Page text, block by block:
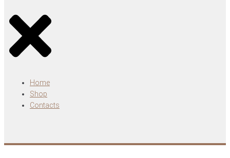
Home
Shop
Contacts